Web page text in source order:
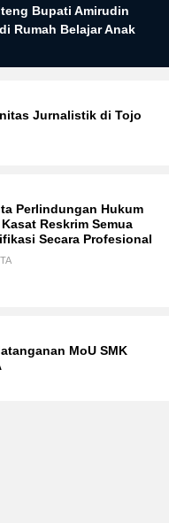
Bupati Amirudin
Rumah Belajar Anak
Jurnalistik di Tojo
Perlindungan Hukum
Reskrim Semua
Secara Profesional
MoU SMK